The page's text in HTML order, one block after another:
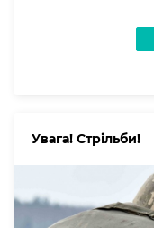
Увага! Стрільби!